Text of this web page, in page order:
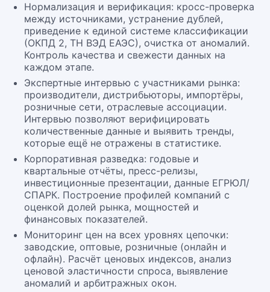
Нормализация и верификация: кросс-проверка
между источниками, устранение дублей,
приведение к единой системе классификации
(ОКПД 2, ТН ВЭД ЕАЭС), очистка от аномалий.
Контроль качества и свежести данных на
каждом этапе.
Экспертные интервью с участниками рынка:
производители, дистрибьюторы, импортёры,
розничные сети, отраслевые ассоциации.
Интервью позволяют верифицировать
количественные данные и выявить тренды,
которые ещё не отражены в статистике.
Корпоративная разведка: годовые и
квартальные отчёты, пресс-релизы,
инвестиционные презентации, данные ЕГРЮЛ/
СПАРК. Построение профилей компаний с
оценкой долей рынка, мощностей и
финансовых показателей.
Мониторинг цен на всех уровнях цепочки:
заводские, оптовые, розничные (онлайн и
офлайн). Расчёт ценовых индексов, анализ
ценовой эластичности спроса, выявление
аномалий и арбитражных окон.